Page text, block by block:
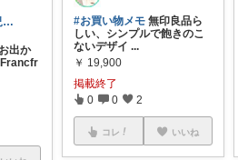
なーのん｜2児ワーママ＊育児/時短
出か
Francfr
#お買い物メモ 無印良品ら
しい、シンプルで飽きのこ
ないデザイ ...
￥ 19,900
掲載終了
0 0 2
コレ いいね